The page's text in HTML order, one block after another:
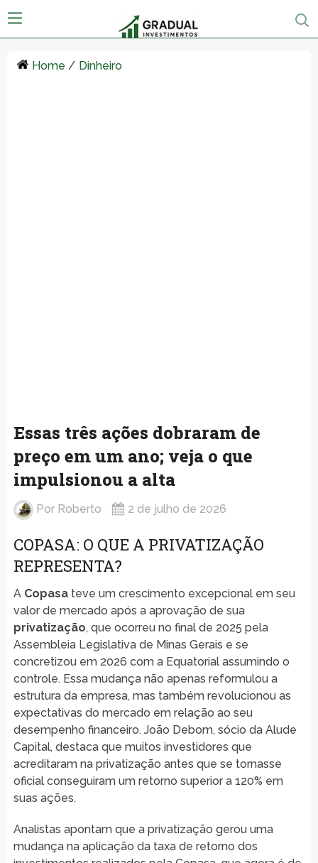
Home / Dinheiro
Essas três ações dobraram de
preço em um ano; veja o que
impulsionou a alta
Por Roberto 2 de julho de 2026
COPASA: O QUE A PRIVATIZAÇÃO
REPRESENTA?
A Copasateve um crescimento excepcional em seu
valor de mercado após a aprovação de sua
privatização, que ocorreu no final de 2025 pela
Assembleia Legislativa de Minas Gerais e se
concretizou em 2026 com a Equatorial assumindo o
controle. Essa mudança não apenas reformulou a
estrutura da empresa, mas também revolucionou as
expectativas do mercado em relação ao seu
desempenho financeiro. João Debom, sócio da Alude
Capital, destaca que muitos investidores que
acreditaram na privatização antes que se tornasse
oficial conseguiram um retorno superior a 120% em
suas ações.
Analistas apontam que a privatização gerou uma
mudança na aplicação da taxa de retorno dos